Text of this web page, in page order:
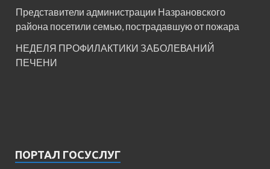
Представители администрации Назрановского
района посетили семью, пострадавшую от пожара
НЕДЕЛЯ ПРОФИЛАКТИКИ ЗАБОЛЕВАНИЙ
ПЕЧЕНИ
ПОРТАЛ ГОСУСЛУГ